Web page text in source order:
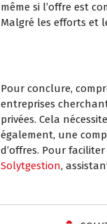
même si l’offre est
Malgré les efforts et
Pour conclure,
entreprises
privées. Cela
également, une
d’offres. Pour
Solytgestion,